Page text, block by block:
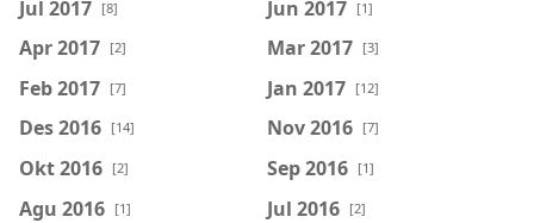
Jul 2017 [8] Jun 2017 [1]
Apr 2017 [2] Mar 2017 [3]
Feb 2017 [7] Jan 2017 [12]
Des 2016 [14] Nov 2016 [7]
Okt 2016 [2] Sep 2016 [1]
Agu 2016 [1] Jul 2016 [2]